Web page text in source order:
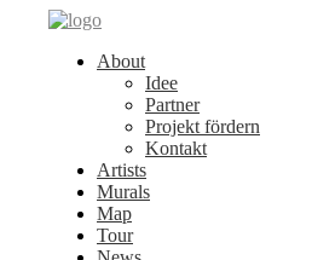
About
Idee
Partner
Projekt fördern
Kontakt
Artists
Murals
Map
Tour